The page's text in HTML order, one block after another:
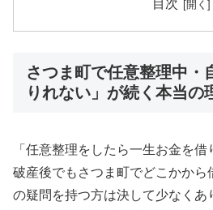
目次
さつま町で任意整理中・
りれない」が続く本当の
「任意整理をしたら一生お金を
破産後でもさつま町でどこかか
の疑問を持つ方は決して少なくあ